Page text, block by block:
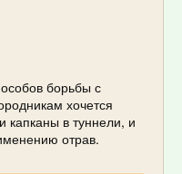
борьбы с
хочется
капканы в туннели, и
отрав.